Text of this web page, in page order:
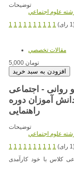
توضیحات
علوم اجتماعي
1 1 1 1 1 1 1 1 1 1
مقالات تخصصي
5,000 تومان
- اجتماعی
آموزان دوره
راهنمایی
توضیحات
علوم اجتماعي
1 1 1 1 1 1 1 1 1 1
کلاس با خود کارآمدی